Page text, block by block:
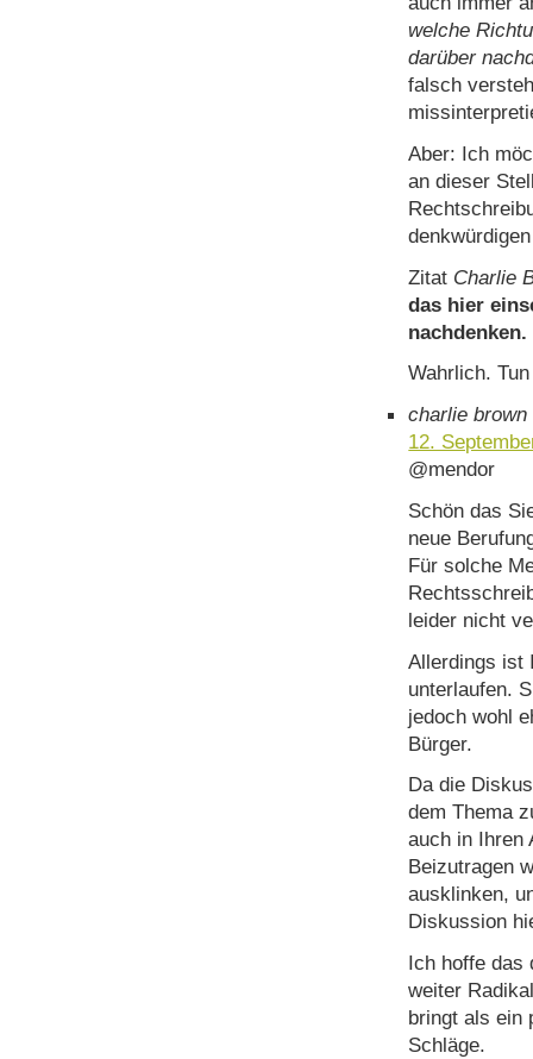
welche
darüber
falsch
Aber: Ich
an dieser
Zitat Charlie
das hier
nachdenken.
Wahrlich.
charlie brown
12.
@mendor
Schön das
neue
Für solche
leider nicht
Allerdings ist
unterlaufen.
jedoch wohl
Bürger.
Da die
dem Thema
auch in Ihren
Beizutragen
ausklinken,
Diskussion
Ich hoffe das
weiter
bringt als ein
Schläge.